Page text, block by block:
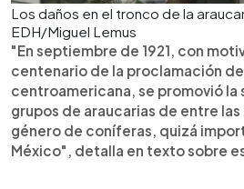
Los daños en el tronco de la
EDH/Miguel Lemus
"En septiembre de 1921, con
centenario de la proclamación
centroamericana, se promovió la
grupos de araucarias de entre
género de coníferas, quizá
México", detalla en texto sobre